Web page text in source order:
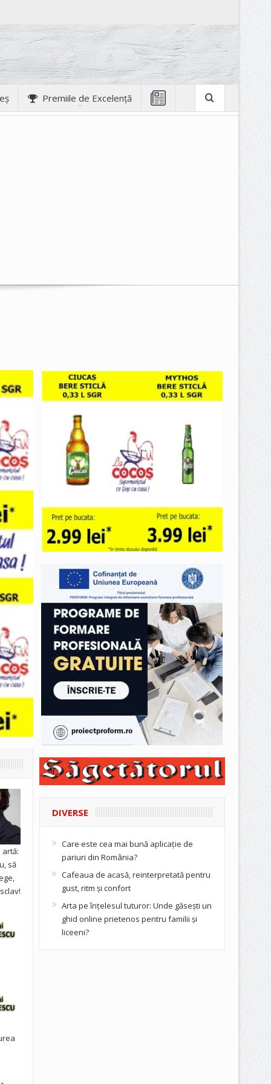
Premiile de Excelență
să
DIVERSE
Care este cea mai bună aplicație de
pariuri din România?
Cafeaua de acasă, reinterpretată pentru
gust, ritm și confort
Arta pe înțelesul tuturor: Unde găsești un
ghid online prietenos pentru familii și
liceeni?